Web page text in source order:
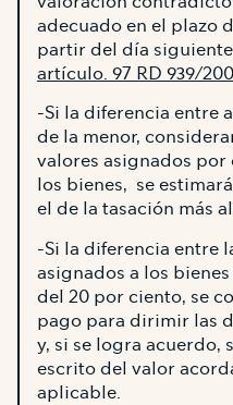
adecuado en el plazo
partir del día
artículo. 97 RD 939/
-Si la diferencia entre
de la menor,
valores asignados
los bienes, se
el de la tasación más
-Si la diferencia entre
asignados a los
del 20 por ciento, se
pago para dirimir las
y, si se logra acuerdo,
escrito del valor
aplicable.